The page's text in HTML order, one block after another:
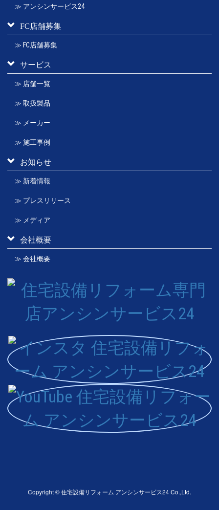
≫ アンシンサービス24
FC店舗募集
≫ FC店舗募集
サービス
≫ 店舗一覧
≫ 取扱製品
≫ メーカー
≫ 施工事例
お知らせ
≫ 新着情報
≫ プレスリリース
≫ メディア
会社概要
≫ 会社概要
Copyright © 住宅設備リフォーム アンシンサービス24 Co.,Ltd.